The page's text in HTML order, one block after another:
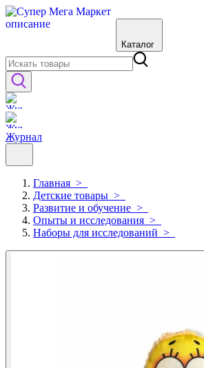
Каталог
Журнал
Главная >
Детские товары >
Развитие и обучение >
Опыты и исследования >
Наборы для исследований >